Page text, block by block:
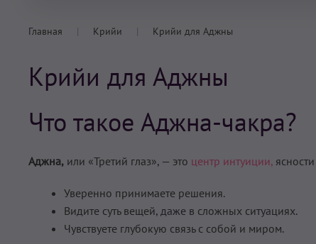
Главная Крийи Крийи для Аджны
Крийи для Аджны
Что такое Аджна-чакра?
Аджна, или «Третий глаз», — это центр интуиции,
Уверенно принимаете решения.
Видите суть вещей, даже в сложных ситуациях.
Чувствуете глубокую связь с собой и миром.